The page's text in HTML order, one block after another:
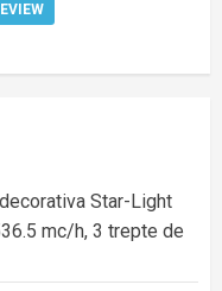
Star-Light
mc/h, 3 trepte de